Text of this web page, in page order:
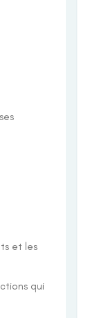
et les
qui